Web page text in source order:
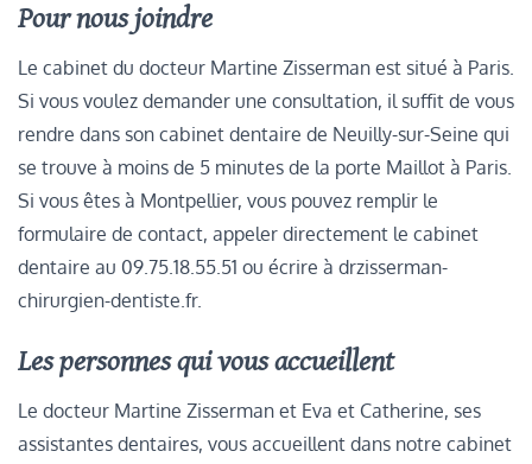
Pour nous joindre
Le cabinet du docteur Martine Zisserman est situé à Paris.
Si vous voulez demander une consultation, il suffit de vous
rendre dans son cabinet dentaire de Neuilly-sur-Seine qui
se trouve à moins de 5 minutes de la porte Maillot à Paris.
Si vous êtes à Montpellier, vous pouvez remplir le
formulaire de contact, appeler directement le cabinet
dentaire au 09.75.18.55.51 ou écrire à drzisserman-
chirurgien-dentiste.fr.
Les personnes qui vous accueillent
Le docteur Martine Zisserman et Eva et Catherine, ses
assistantes dentaires, vous accueillent dans notre cabinet